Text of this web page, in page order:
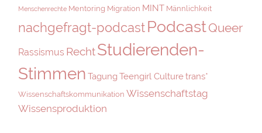
Menschenrechte Mentoring Migration MINT Männlichkeit
nachgefragt-podcastPodcastQueer
Rassismus RechtStudierenden-
Stimmen Tagung Teengirl Culturetrans*
Wissenschaftskommunikation Wissenschaftstag
Wissensproduktion